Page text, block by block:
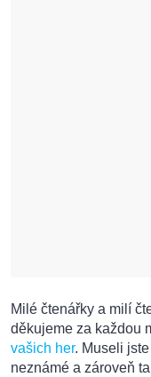
Milé čtenářky a milí
děkujeme za každou
vašich her. Museli
neznámé a zároveň